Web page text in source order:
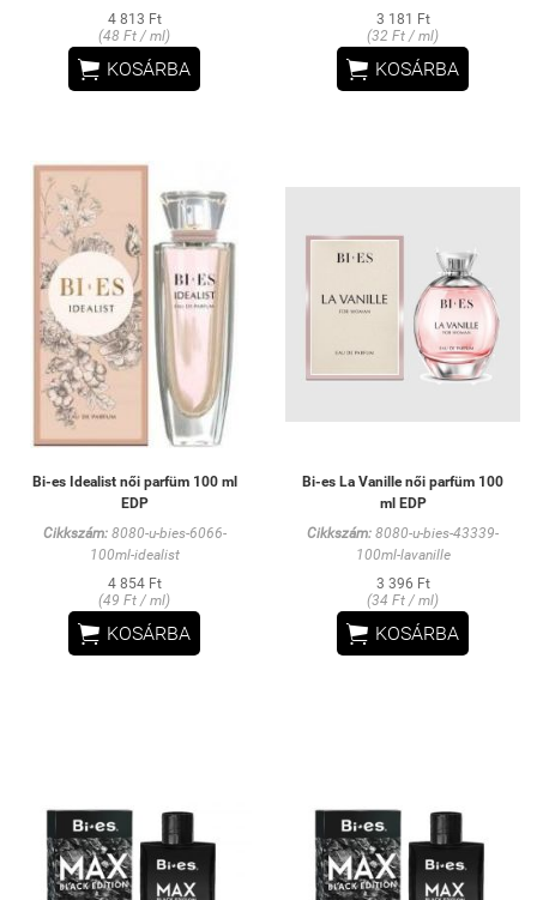
4 813 Ft
(48 Ft / ml)
 KOSÁRBA
3 181 Ft
(32 Ft / ml)
 KOSÁRBA
Bi-es Idealist női parfüm 100 ml
EDP
Cikkszám:8080-u-bies-6066-
100ml-idealist
4 854 Ft
(49 Ft / ml)
 KOSÁRBA
Bi-es La Vanille női parfüm 100
ml EDP
Cikkszám: 8080-u-bies-43339-
100ml-lavanille
3 396 Ft
(34 Ft / ml)
 KOSÁRBA